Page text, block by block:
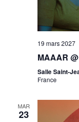
19 mars 2027
MAAAR
Salle Saint-
France
MAR
23